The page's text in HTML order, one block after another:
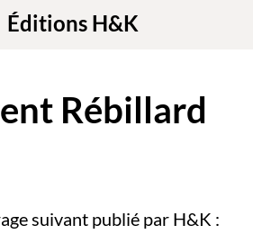
Éditions H&K
Rébillard
suivant publié par H&K :